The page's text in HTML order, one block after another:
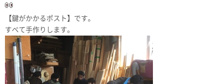
【鍵がかかるポスト】です。
すべて手作りします。